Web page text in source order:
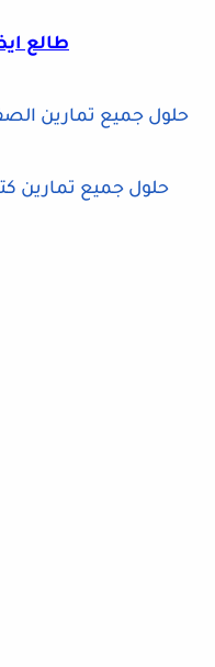
طالع
حلول جميع تمارين الصفحة 50 رياضيات
حلول جميع تمارين